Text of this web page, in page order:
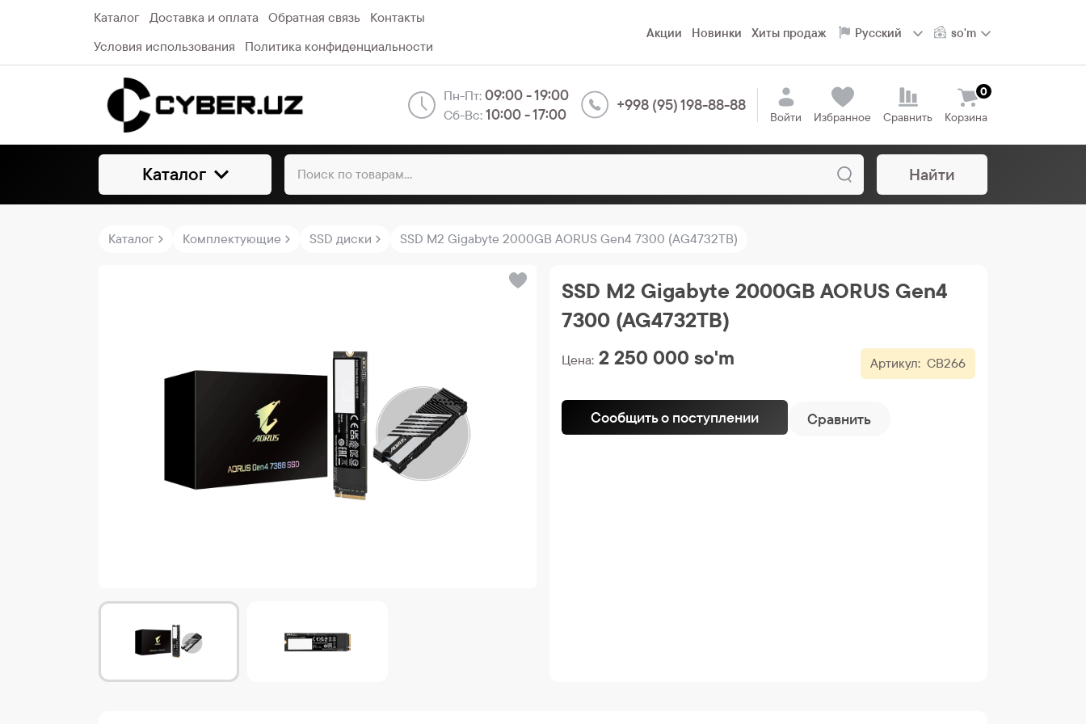
Каталог Доставка и оплата Обратная связь
Контакты
Условия использования
Политика конфиденциальности
Акции Новинки Хиты продаж
Пн-Пт:09:00 - 19:00
Сб-Вс:10:00 - 17:00
+998 (95) 198-88-88
Войти Избранное Сравнить Корзина
0
Каталог Найти
Каталог Комплектующие SSD диски SSD M2 Gigabyte 2000GB AORUS Gen4 7300 (AG4732TB)
SSD M2 Gigabyte 2000GB AORUS Gen4
7300 (AG4732TB)
Артикул: CB266
Цена: 2 250 000 so'm
Сообщить о поступлении Сравнить